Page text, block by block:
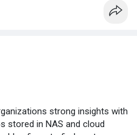
strong insights with
stored in NAS and cloud